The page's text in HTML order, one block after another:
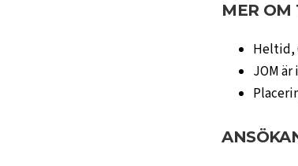
MER OM
Heltid,
JOM